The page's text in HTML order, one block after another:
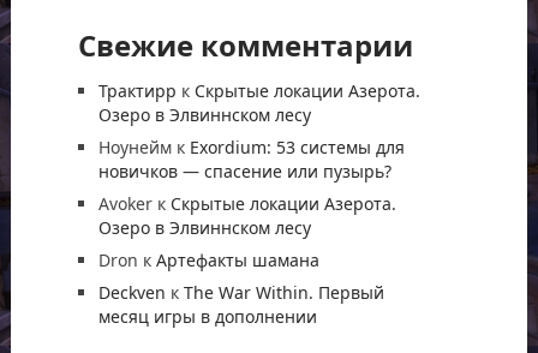
Свежие комментарии
Трактирр к Скрытые локации Азерота.
Озеро в Элвиннском лесу
Ноунейм к Exordium: 53 системы для
новичков — спасение или пузырь?
Avoker к Скрытые локации Азерота.
Озеро в Элвиннском лесу
Dron кАртефакты шамана
Deckven кThe War Within. Первый
месяц игры в дополнении